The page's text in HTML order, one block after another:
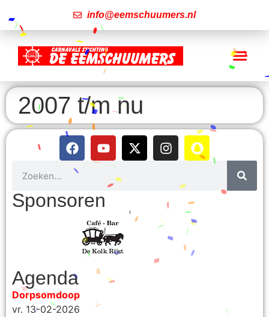
info@eemschuumers.nl
2007 t/m nu
Sponsoren
Agenda
Dorpsomdoop
vr. 13-02-2026